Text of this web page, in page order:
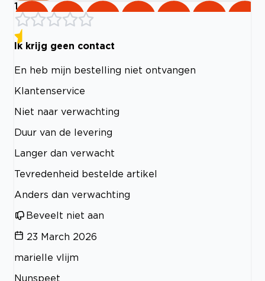
1
Ik krijg geen contact
En heb mijn bestelling niet ontvangen
Klantenservice
Niet naar verwachting
Duur van de levering
Langer dan verwacht
Tevredenheid bestelde artikel
Anders dan verwachting
Beveelt niet aan
23 March 2026
marielle vlijm
Nunspeet